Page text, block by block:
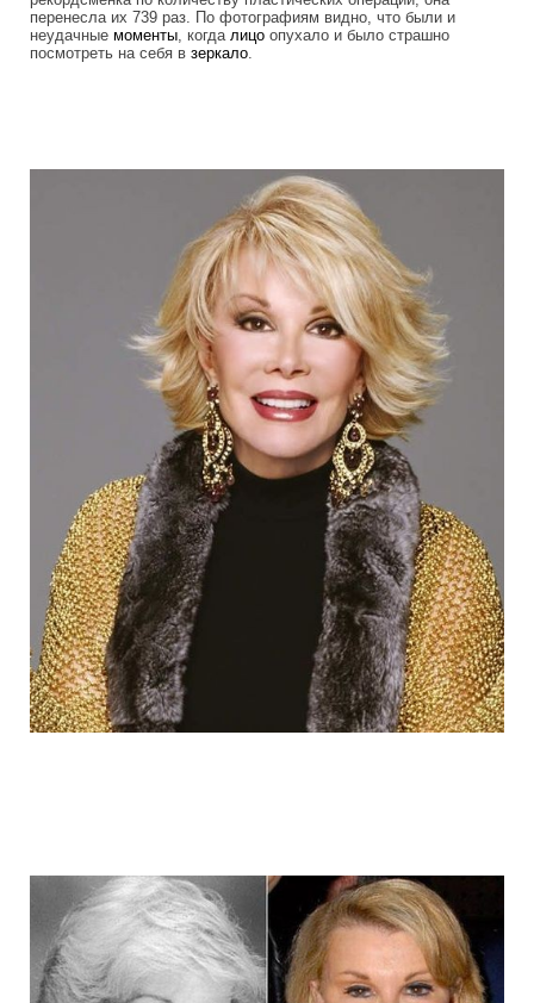
перенесла их 739 раз. По фотографиям видно, что были и
неудачные моменты , когда лицо опухало и было страшно
посмотреть на себя в зеркало